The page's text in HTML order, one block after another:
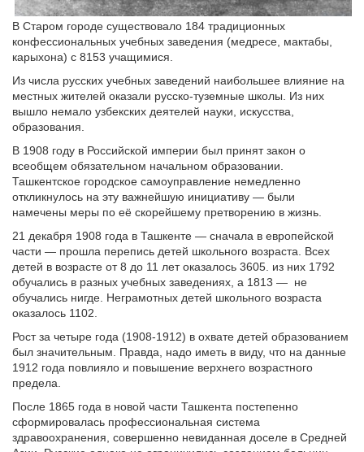
В Старом городе существовало 184 традиционных
конфессиональных учебных заведения (медресе, мактабы,
карыхона) с 8153 учащимися.
Из числа русских учебных заведений наибольшее влияние на
местных жителей оказали русско-туземные школы. Из них
вышло немало узбекских деятелей науки, искусства,
образования.
В 1908 году в Российской империи был принят закон о
всеобщем обязательном начальном образовании.
Ташкентское городское самоуправление немедленно
откликнулось на эту важнейшую инициативу — были
намечены меры по её скорейшему претворению в жизнь.
21 декабря 1908 года в Ташкенте — сначала в европейской
части — прошла перепись детей школьного возраста. Всех
детей в возрасте от 8 до 11 лет оказалось 3605. из них 1792
обучались в разных учебных заведениях, а 1813 — не
обучались нигде. Неграмотных детей школьного возраста
оказалось 1102.
Рост за четыре года (1908-1912) в охвате детей образованием
был значительным. Правда, надо иметь в виду, что на данные
1912 года повлияло и повышение верхнего возрастного
предела.
После 1865 года в новой части Ташкента постепенно
сформировалась профессиональная система
здравоохранения, совершенно невиданная доселе в Средней